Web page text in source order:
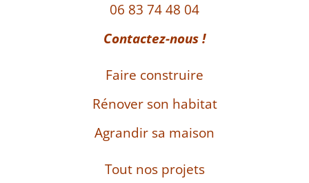
06 83 74 48 04
Contactez-nous !
Faire construire
Rénover son habitat
Agrandir sa maison
Tout nos projets